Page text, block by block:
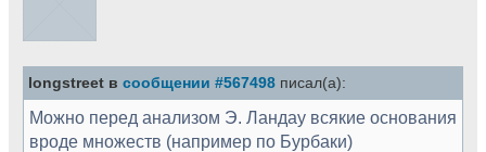
longstreet в сообщении #567498 писал(а):
Можно перед анализом Э. Ландау всякие основания
вроде множеств (например по Бурбаки)